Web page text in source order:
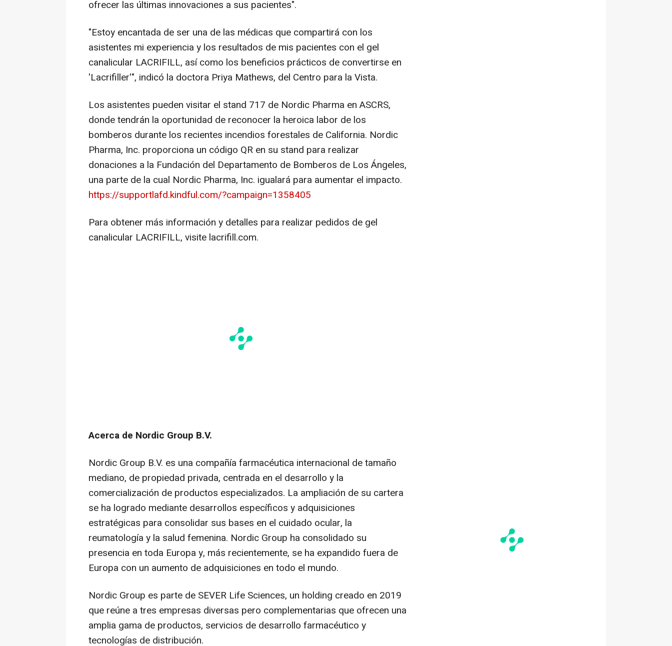
ofrecer las últimas innovaciones a sus pacientes".
"Estoy encantada de ser una de las médicas que compartirá con los
asistentes mi experiencia y los resultados de mis pacientes con el gel
canalicular LACRIFILL, así como los beneficios prácticos de convertirse en
'Lacrifiller'", indicó la doctora Priya Mathews, del Centro para la Vista.
Los asistentes pueden visitar el stand 717 de Nordic Pharma en ASCRS,
donde tendrán la oportunidad de reconocer la heroica labor de los
bomberos durante los recientes incendios forestales de California. Nordic
Pharma, Inc. proporciona un código QR en su stand para realizar
donaciones a la Fundación del Departamento de Bomberos de Los Ángeles,
una parte de la cual Nordic Pharma, Inc. igualará para aumentar el impacto.
https://supportlafd.kindful.com/?campaign=1358405
Para obtener más información y detalles para realizar pedidos de gel
canalicular LACRIFILL, visite lacrifill.com.
Acerca de Nordic Group B.V.
Nordic Group B.V. es una compañía farmacéutica internacional de tamaño
mediano, de propiedad privada, centrada en el desarrollo y la
comercialización de productos especializados. La ampliación de su cartera
se ha logrado mediante desarrollos específicos y adquisiciones
estratégicas para consolidar sus bases en el cuidado ocular, la
reumatología y la salud femenina. Nordic Group ha consolidado su
presencia en toda Europa y, más recientemente, se ha expandido fuera de
Europa con un aumento de adquisiciones en todo el mundo.
Nordic Group es parte de SEVER Life Sciences, un holding creado en 2019
que reúne a tres empresas diversas pero complementarias que ofrecen una
amplia gama de productos, servicios de desarrollo farmacéutico y
tecnologías de distribución.